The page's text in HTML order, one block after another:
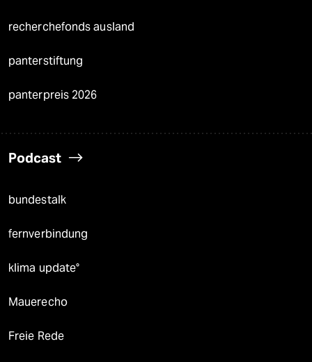
recherchefonds ausland
panterstiftung
panterpreis 2026
Podcast
bundestalk
fernverbindung
klima update°
Mauerecho
Freie Rede